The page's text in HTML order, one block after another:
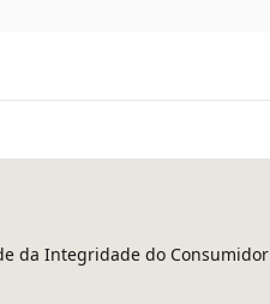
da Integridade do Consumidor